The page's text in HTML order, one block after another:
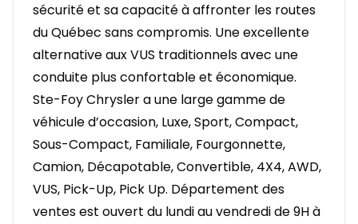
sécurité et sa capacité à affronter les routes
du Québec sans compromis. Une excellente
alternative aux VUS traditionnels avec une
conduite plus confortable et économique.
Ste-Foy Chrysler a une large gamme de
véhicule d’occasion, Luxe, Sport, Compact,
Sous-Compact, Familiale, Fourgonnette,
Camion, Décapotable, Convertible, 4X4, AWD,
VUS, Pick-Up, Pick Up. Département des
ventes est ouvert du lundi au vendredi de 9H à